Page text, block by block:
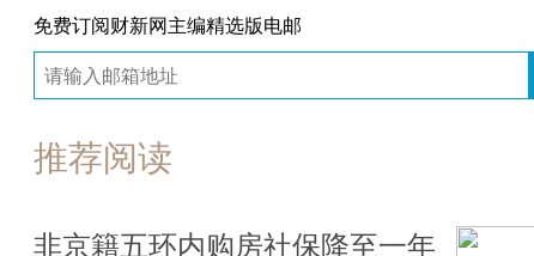
免费订阅财新网主编精选版电邮
推荐阅读
非京籍五环内购房社保降至一年